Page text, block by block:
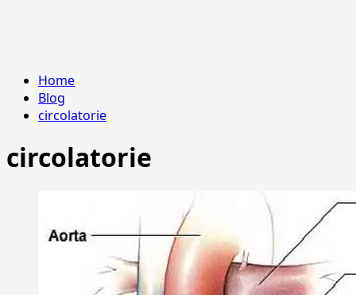
Home
Blog
circolatorie
circolatorie